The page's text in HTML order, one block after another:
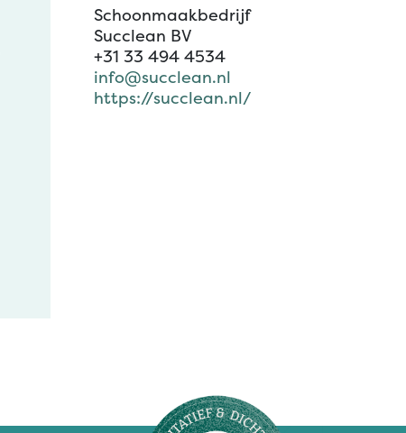
Schoonmaakbedrijf
Succlean BV
+31 33 494 4534
info@succlean.nl
https://succlean.nl/